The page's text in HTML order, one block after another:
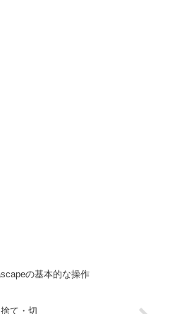
の基本的な操作
て・切